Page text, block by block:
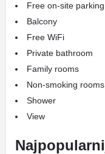
Free on-site parking
Balcony
Free WiFi
Private bathroom
Family rooms
Non-smoking rooms
Shower
View